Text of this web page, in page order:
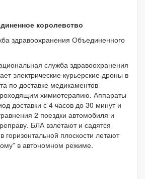
королевство
здравоохранения Объединенного
служба здравоохранения
электрические курьерские дроны в
по доставке медикаментов
химиотерапию. Аппараты
доставки с 4 часов до 30 минут и
2 поездки автомобиля и
БЛА взлетают и садятся
горизонтальной плоскости летают
в автономном режиме.